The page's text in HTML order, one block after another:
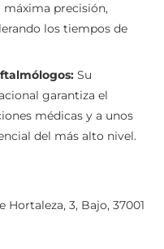
máxima precisión,
los tiempos de
Su
garantiza el
médicas y a unos
del más alto nivel.
3, Bajo, 37001